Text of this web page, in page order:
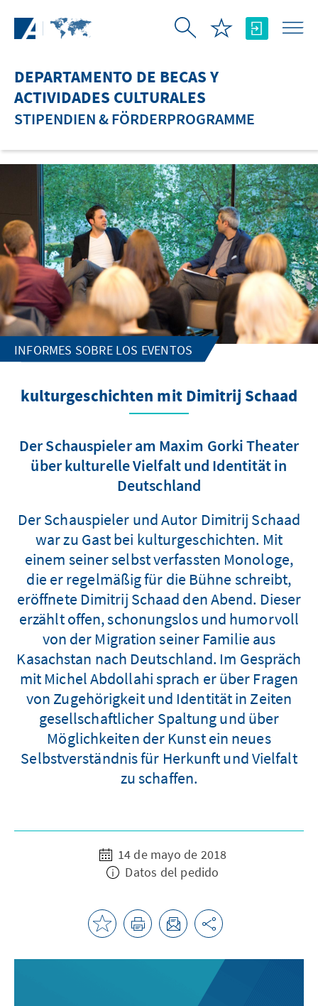
DEPARTAMENTO DE BECAS Y
ACTIVIDADES CULTURALES
STIPENDIEN & FÖRDERPROGRAMME
INFORMES SOBRE LOS EVENTOS
kulturgeschichten mit Dimitrij Schaad
Der Schauspieler am Maxim Gorki Theater
über kulturelle Vielfalt und Identität in
Deutschland
Der Schauspieler und Autor Dimitrij Schaad
war zu Gast bei kulturgeschichten. Mit
einem seiner selbst verfassten Monologe,
die er regelmäßig für die Bühne schreibt,
eröffnete Dimitrij Schaad den Abend. Dieser
erzählt offen, schonungslos und humorvoll
von der Migration seiner Familie aus
Kasachstan nach Deutschland. Im Gespräch
mit Michel Abdollahi sprach er über Fragen
von Zugehörigkeit und Identität in Zeiten
gesellschaftlicher Spaltung und über
Möglichkeiten der Kunst ein neues
Selbstverständnis für Herkunft und Vielfalt
zu schaffen.
14 de mayo de 2018
Datos del pedido